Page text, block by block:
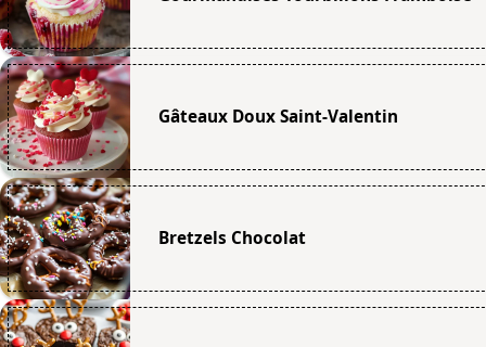
Gâteaux Doux Saint-Valentin
Bretzels Chocolat